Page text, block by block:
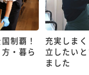
制覇！
・暮ら
充実しま
立したい
ました